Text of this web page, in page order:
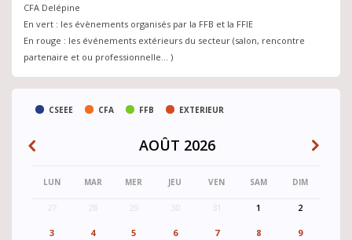
CFA Delépine
En vert : les évènements organisés par la FFB et la FFIE
En rouge : les événements extérieurs du secteur (salon, rencontre
partenaire et ou professionnelle… )
CSEEE CFA FFB EXTERIEUR
AOÛT 2026
LUN MAR MER JEU VEN SAM DIM
27 28 29 30 31 1 2
3 4 5 6 7 8 9